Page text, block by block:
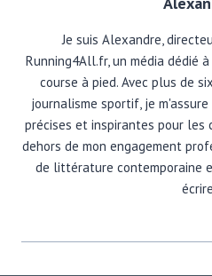
Je suis Alexandre,
Running4All.fr, un média dédié
course à pied. Avec plus de
journalisme sportif, je
précises et inspirantes pour les
dehors de mon engagement
de littérature contemporaine